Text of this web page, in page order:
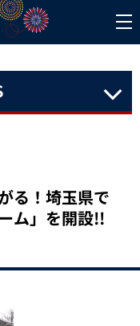
る！埼玉県で
ム」を開設!!